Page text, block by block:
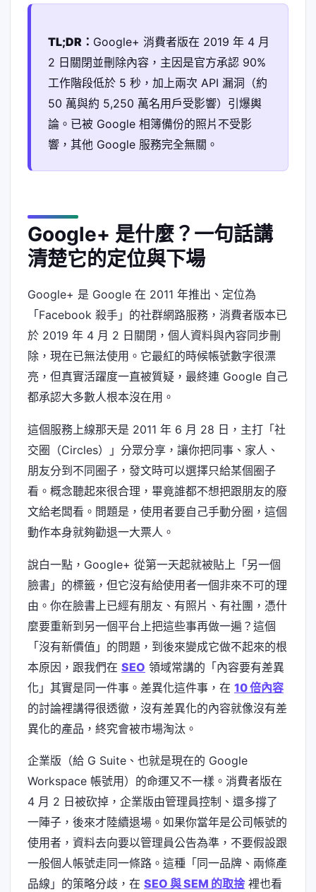
TL;DR： Google+ 消費者版在 2019 年 4 月
2 日關閉並刪除內容，主因是官方承認 90%
工作階段低於 5 秒，加上兩次 API 漏洞（約
50 萬與約 5,250 萬名用戶受影響）引爆輿
論。已被 Google 相簿備份的照片不受影
響，其他 Google 服務完全無關。
Google+ 是什麼？一句話講
清楚它的定位與下場
Google+ 是 Google 在 2011 年推出、定位為
「Facebook 殺手」的社群網路服務，消費者版本已
於 2019 年 4 月 2 日關閉，個人資料與內容同步刪
除，現在已無法使用。它最紅的時候帳號數字很漂
亮，但真實活躍度一直被質疑，最終連 Google 自己
都承認大多數人根本沒在用。
這個服務上線那天是 2011 年 6 月 28 日，主打「社
交圈（Circles）」分眾分享，讓你把同事、家人、
朋友分到不同圈子，發文時可以選擇只給某個圈子
看。概念聽起來很合理，畢竟誰都不想把跟朋友的廢
文給老闆看。問題是，使用者要自己手動分圈，這個
動作本身就夠勸退一大票人。
說白一點，Google+ 從第一天起就被貼上「另一個
臉書」的標籤，但它沒有給使用者一個非來不可的理
由。你在臉書上已經有朋友、有照片、有社團，憑什
麼要重新到另一個平台上把這些事再做一遍？這個
「沒有新價值」的問題，到後來變成它做不起來的根
本原因，跟我們在 SEO 領域常講的「內容要有差異
化」其實是同一件事。差異化這件事，在 10 倍內容
的討論裡講得很透徹，沒有差異化的內容就像沒有差
異化的產品，終究會被市場淘汰。
企業版（給 G Suite、也就是現在的 Google
Workspace 帳號用）的命運又不一樣。消費者版在
4 月 2 日被砍掉，企業版由管理員控制、還多撐了
一陣子，後來才陸續退場。如果你當年是公司帳號的
使用者，資料去向要以管理員公告為準，不要假設跟
一般個人帳號走同一條路。這種「同一品牌、兩條產
品線」的策略分歧，在 SEO 與 SEM 的取捨裡也看